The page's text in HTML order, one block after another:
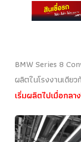
BMW Series 8
ผลิตในโรงงานเดีย
เริ่มผลิตไปเมื่อกลา